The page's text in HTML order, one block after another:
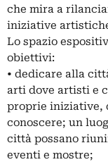
che mira a
iniziative
Lo spazio
obiettivi:
• dedicare alla
arti dove artisti e
proprie iniziative,
conoscere; un
città possano
eventi e mostre;